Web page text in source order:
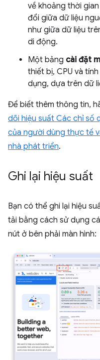
về khoảng thời
đổi giữa dữ liệu
như giữa dữ liệu
di động.
Một bảng cài đặt
thiết bị, CPU và
dụng, dựa trên dữ
Để biết thêm thông tin,
dõi hiệu suất Các chỉ số
của người dùng thực tế
nhà phát triển.
Ghi lại hiệu suất
Bạn có thể ghi lại hiệu
tải bằng cách sử dụng
nút ở bên phải màn hình: